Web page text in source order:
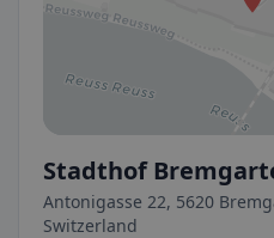
Stadthof
Antonigasse 22, 5620
Switzerland